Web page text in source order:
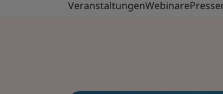
VeranstaltungenWebinare